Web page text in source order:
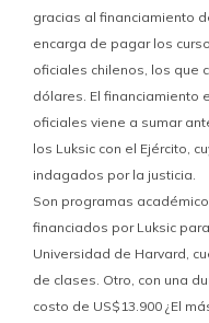
gracias al financiamiento
encarga de pagar los
oficiales chilenos, los que
dólares. El financiamiento
oficiales viene a sumar
los Luksic con el Ejército,
indagados por la justicia.
Son programas
financiados por Luksic
Universidad de Harvard,
de clases. Otro, con una
costo de US$13.900 ¿El